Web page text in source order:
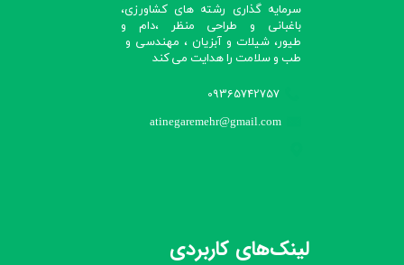
سرمایه گذاری رشته های کشاورزی،
باغبانی و طراحی منظر ،دام و
طیور، شیلات و آبزیان ، مهندسی و
طب و سلامت را هدایت می کند​​​​​​​
09365742757
atinegaremehr@gmail.com
لینک‌های کاربردی